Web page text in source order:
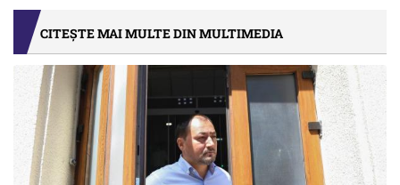
CITEȘTE MAI MULTE DIN MULTIMEDIA